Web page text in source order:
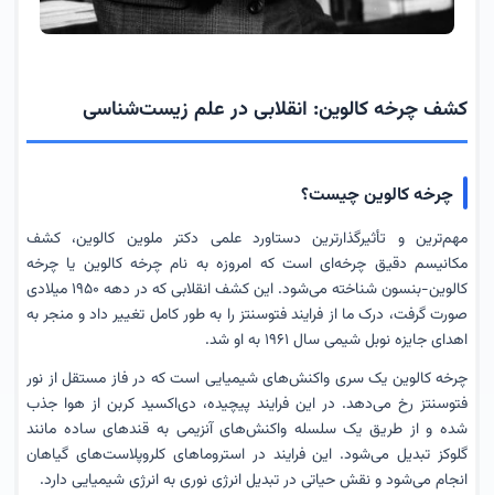
کشف چرخه کالوین: انقلابی در علم زیست‌شناسی
چرخه کالوین چیست؟
مهم‌ترین و تأثیرگذارترین دستاورد علمی دکتر ملوین کالوین، کشف
مکانیسم دقیق چرخه‌ای است که امروزه به نام چرخه کالوین یا چرخه
کالوین-بنسون شناخته می‌شود. این کشف انقلابی که در دهه ۱۹۵۰ میلادی
صورت گرفت، درک ما از فرایند فتوسنتز را به طور کامل تغییر داد و منجر به
اهدای جایزه نوبل شیمی سال ۱۹۶۱ به او شد.
چرخه کالوین یک سری واکنش‌های شیمیایی است که در فاز مستقل از نور
فتوسنتز رخ می‌دهد. در این فرایند پیچیده، دی‌اکسید کربن از هوا جذب
شده و از طریق یک سلسله واکنش‌های آنزیمی به قندهای ساده مانند
گلوکز تبدیل می‌شود. این فرایند در استروماهای کلروپلاست‌های گیاهان
انجام می‌شود و نقش حیاتی در تبدیل انرژی نوری به انرژی شیمیایی دارد.